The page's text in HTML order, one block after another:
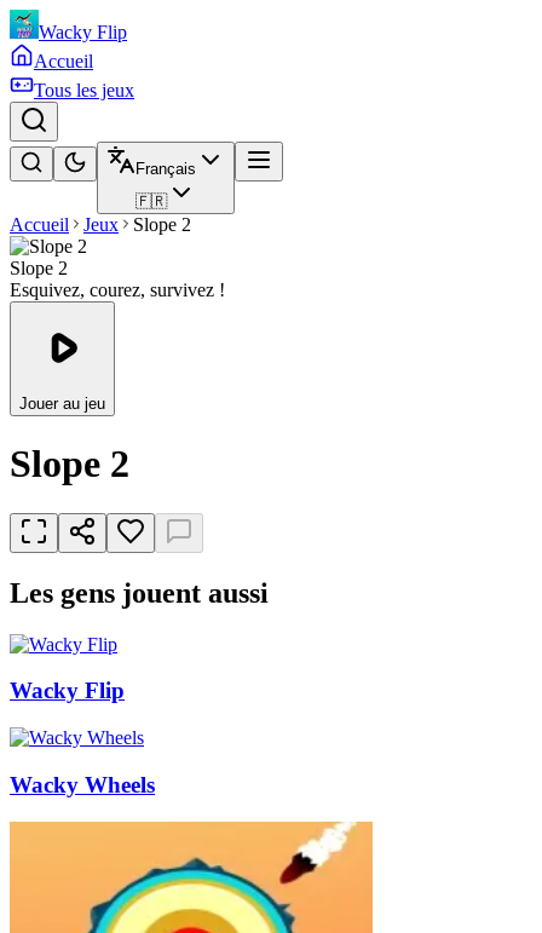
Wacky Flip
Accueil
Tous les jeux
Français
🇫🇷
Accueil Jeux Slope 2
Slope 2
Esquivez, courez, survivez !
Jouer au jeu
Slope 2
Les gens jouent aussi
Wacky Flip
Wacky Wheels